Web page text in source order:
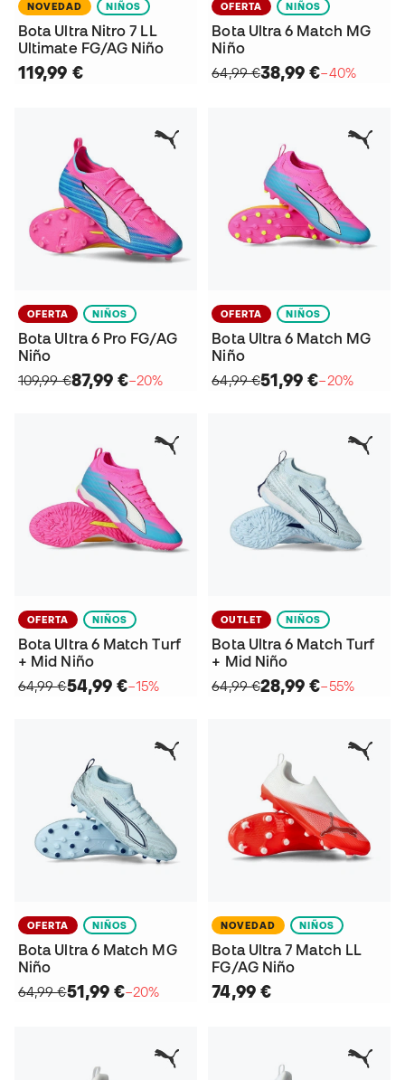
NOVEDAD NIÑOS
Bota Ultra Nitro 7 LL
Ultimate FG/AG Niño
119,99 €
OFERTA NIÑOS
Bota Ultra 6 Match MG
Niño
64,99 €38,99 €−40%
OFERTA NIÑOS
Bota Ultra 6 Pro FG/AG
Niño
109,99 €87,99 €−20%
OFERTA NIÑOS
Bota Ultra 6 Match MG
Niño
64,99 €51,99 €−20%
OFERTA NIÑOS
Bota Ultra 6 Match Turf
+ Mid Niño
64,99 €54,99 €−15%
OUTLET NIÑOS
Bota Ultra 6 Match Turf
+ Mid Niño
64,99 €28,99 €−55%
OFERTA NIÑOS
Bota Ultra 6 Match MG
Niño
64,99 €51,99 €−20%
NOVEDAD NIÑOS
Bota Ultra 7 Match LL
FG/AG Niño
74,99 €